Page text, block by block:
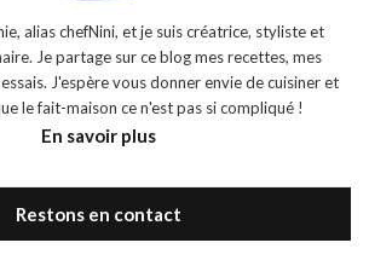
alias chefNini, et je suis créatrice, styliste et
Je partage sur ce blog mes recettes, mes
J'espère vous donner envie de cuisiner et
le fait-maison ce n'est pas si compliqué !
En savoir plus
Restons en contact